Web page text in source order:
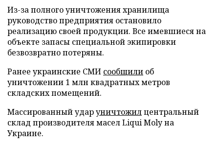
Из-за полного уничтожения хранилища
руководство предприятия остановило
реализацию своей продукции. Все имевшиеся на
объекте запасы специальной экипировки
безвозвратно потеряны.
Ранее украинские СМИ сообщили об
уничтожении 1 млн квадратных метров
складских помещений.
Массированный ударуничтожилцентральный
склад производителя масел Liqui Moly на
Украине.